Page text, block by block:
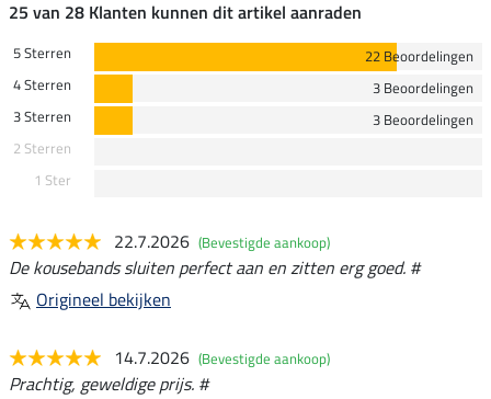
25 van 28 Klanten kunnen dit artikel aanraden
5 Sterren
22 Beoordelingen
4 Sterren
3 Beoordelingen
3 Sterren
3 Beoordelingen
2 Sterren
1 Ster
22.7.2026 (Bevestigde aankoop)
De kousebands sluiten perfect aan en zitten erg goed. #
Origineel bekijken
14.7.2026 (Bevestigde aankoop)
Prachtig, geweldige prijs. #